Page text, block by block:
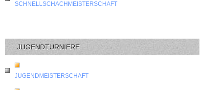
SCHNELLSCHACHMEISTERSCHAFT
JUGENDTURNIERE
JUGENDMEISTERSCHAFT